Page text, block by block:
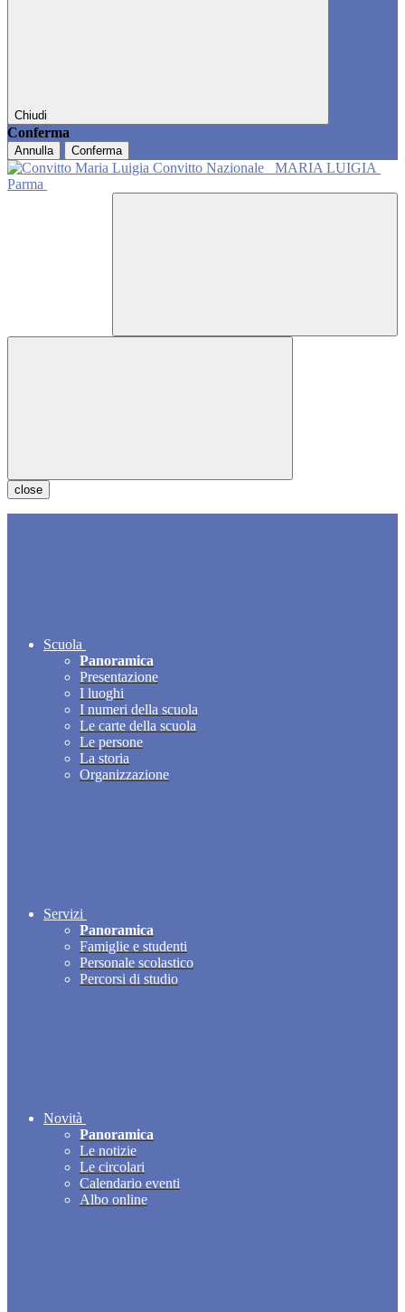
Chiudi
Conferma
Annulla Conferma
Convitto Nazionale
MARIA LUIGIA
Parma
close
Scuola
Panoramica
Presentazione
I luoghi
I numeri della scuola
Le carte della scuola
Le persone
La storia
Organizzazione
Servizi
Panoramica
Famiglie e studenti
Personale scolastico
Percorsi di studio
Novità
Panoramica
Le notizie
Le circolari
Calendario eventi
Albo online